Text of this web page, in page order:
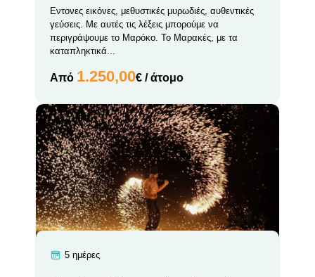
Εντονες εικόνες, μεθυστικές μυρωδιές, αυθεντικές
γεύσεις. Με αυτές τις λέξεις μπορούμε να
περιγράψουμε το Μαρόκο. Το Μαρακές, με τα
καταπληκτικά...
Από 1.250,00€ / άτομο
5 ημέρες